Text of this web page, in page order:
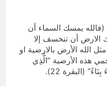
(فالله يمسك السماء أن
الارض أن تنخسف إلا
الله الأرض بالارضية او
هذه الأرضية “الَّذِي
(البقرة 22).